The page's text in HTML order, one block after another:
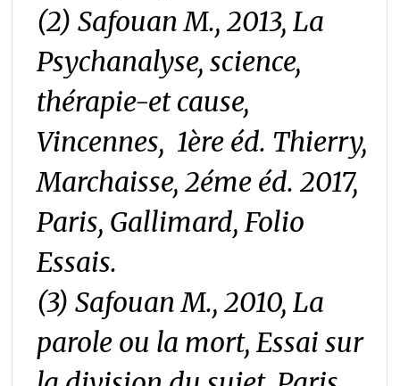
(2) Safouan M., 2013,La
Psychanalyse, science,
thérapie-et cause,
Vincennes, 1ère éd. Thierry,
Marchaisse, 2éme éd. 2017,
Paris, Gallimard, Folio
Essais.
(3) Safouan M., 2010,La
parole ou la mort, Essai sur